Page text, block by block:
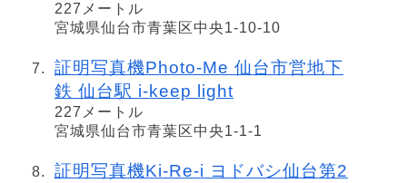
227メートル
宮城県仙台市青葉区中央1-10-10
証明写真機Photo-Me 仙台市営地下
鉄 仙台駅 i-keep light
227メートル
宮城県仙台市青葉区中央1-1-1
証明写真機Ki-Re-i ヨドバシ仙台第2